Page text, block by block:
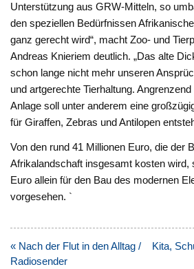
Unterstützung aus GRW-Mitteln, so
den speziellen Bedürfnissen
ganz gerecht wird“, macht Zoo- und
Andreas Knieriem deutlich. „Das alte
schon lange nicht mehr unseren
und artgerechte Tierhaltung.
Anlage soll unter anderem eine
für Giraffen, Zebras und Antilopen
Von den rund 41 Millionen Euro, die der
Afrikalandschaft insgesamt kosten wird,
Euro allein für den Bau des modernen
vorgesehen. `
Beitragsnavigation
« Nach der Flut in den Alltag / Kita,
Radiosender